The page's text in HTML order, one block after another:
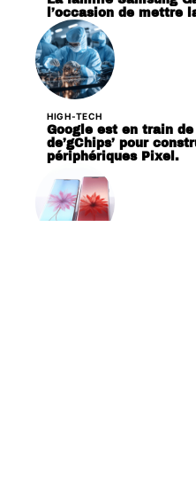
l’occasion de mettre
HIGH-TECH
Google est en train
de’gChips’ pour
périphériques Pixel.